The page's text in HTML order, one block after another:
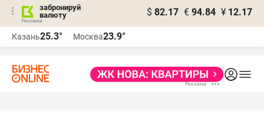
забронируй
валюту
$ 82.17 € 94.84 ¥ 12.17
Казань25.3° Москва23.9°